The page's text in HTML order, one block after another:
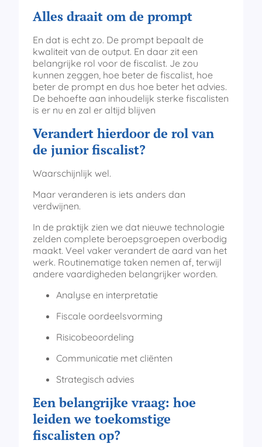
Alles draait om de prompt
En dat is echt zo. De prompt bepaalt de
kwaliteit van de output. En daar zit een
belangrijke rol voor de fiscalist. Je zou
kunnen zeggen, hoe beter de fiscalist, hoe
beter de prompt en dus hoe beter het advies.
De behoefte aan inhoudelijk sterke fiscalisten
is er nu en zal er altijd blijven
Verandert hierdoor de rol van
de junior fiscalist?
Waarschijnlijk wel.
Maar veranderen is iets anders dan
verdwijnen.
In de praktijk zien we dat nieuwe technologie
zelden complete beroepsgroepen overbodig
maakt. Veel vaker verandert de aard van het
werk. Routinematige taken nemen af, terwijl
andere vaardigheden belangrijker worden.
Analyse en interpretatie
Fiscale oordeelsvorming
Risicobeoordeling
Communicatie met cliënten
Strategisch advies
Een belangrijke vraag: hoe
leiden we toekomstige
fiscalisten op?